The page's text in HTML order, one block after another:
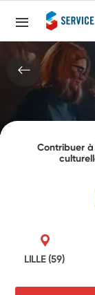
Contribuer
LILLE(59)